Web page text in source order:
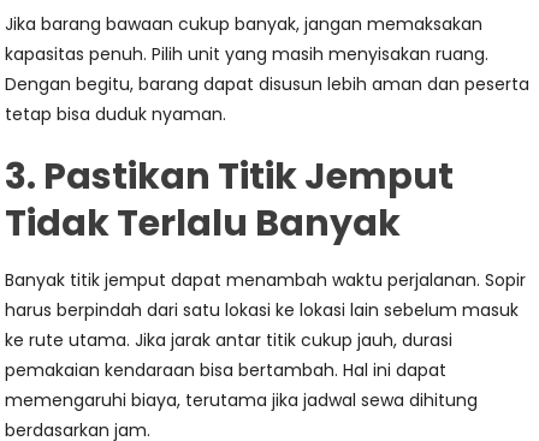
Jika barang bawaan cukup banyak, jangan memaksakan
kapasitas penuh. Pilih unit yang masih menyisakan ruang.
Dengan begitu, barang dapat disusun lebih aman dan peserta
tetap bisa duduk nyaman.
3. Pastikan Titik Jemput
Tidak Terlalu Banyak
Banyak titik jemput dapat menambah waktu perjalanan. Sopir
harus berpindah dari satu lokasi ke lokasi lain sebelum masuk
ke rute utama. Jika jarak antar titik cukup jauh, durasi
pemakaian kendaraan bisa bertambah. Hal ini dapat
memengaruhi biaya, terutama jika jadwal sewa dihitung
berdasarkan jam.